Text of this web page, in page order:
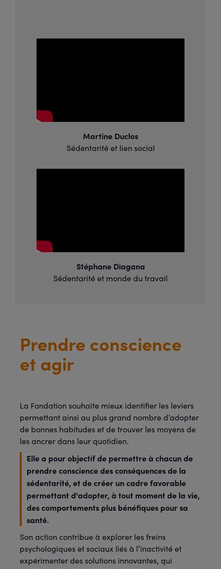
Martine Duclos
Sédentarité et lien social
Stéphane Diagana
Sédentarité et monde du travail
Prendre conscience
et agir
La Fondation souhaite mieux identifier les leviers
permettant ainsi au plus grand nombre d’adopter
de bonnes habitudes et de trouver les moyens de
les ancrer dans leur quotidien.
Elle a pour objectif de permettre à chacun de
prendre conscience des conséquences de la
sédentarité, et de créer un cadre favorable
permettant d'adopter, à tout moment de la vie,
des comportements plus bénéfiques pour sa
santé.
Son action contribue à explorer les freins
psychologiques et sociaux liés à l’inactivité et
expérimenter des solutions innovantes, qui